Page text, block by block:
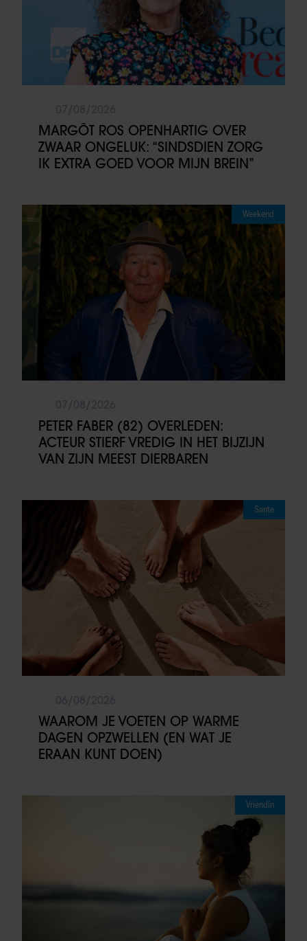
MARGÔT ROS OPENHARTIG OVER
ZWAAR ONGELUK: “SINDSDIEN ZORG
IK EXTRA GOED VOOR MIJN BREIN”
Weekend
PETER FABER (82) OVERLEDEN:
ACTEUR STIERF VREDIG IN HET BIJZIJN
VAN ZIJN MEEST DIERBAREN
Sante
WAAROM JE VOETEN OP WARME
DAGEN OPZWELLEN (EN WAT JE
ERAAN KUNT DOEN)
Vriendin